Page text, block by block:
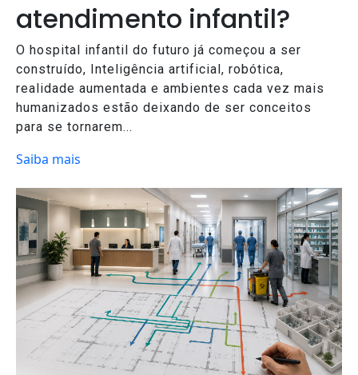
atendimento infantil?
O hospital infantil do futuro já começou a ser
construído, Inteligência artificial, robótica,
realidade aumentada e ambientes cada vez mais
humanizados estão deixando de ser conceitos
para se tornarem...
Saiba mais